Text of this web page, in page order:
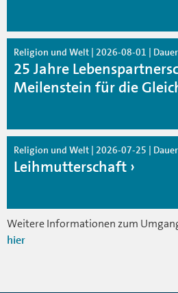
Religion und Welt | 2026-08-01 |
25 Jahre
Meilenstein für die
Religion und Welt | 2026-07-25 |
Leihmutterschaft
Weitere Informationen zum
hier